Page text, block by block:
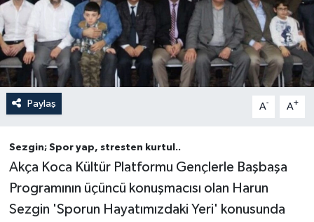
Paylaş A- A+
Sezgin; Spor yap, stresten kurtul..
Akça Koca Kültür Platformu Gençlerle Başbaşa
Programının üçüncü konuşmacısı olan Harun
Sezgin 'Sporun Hayatımızdaki Yeri' konusunda
Sanat